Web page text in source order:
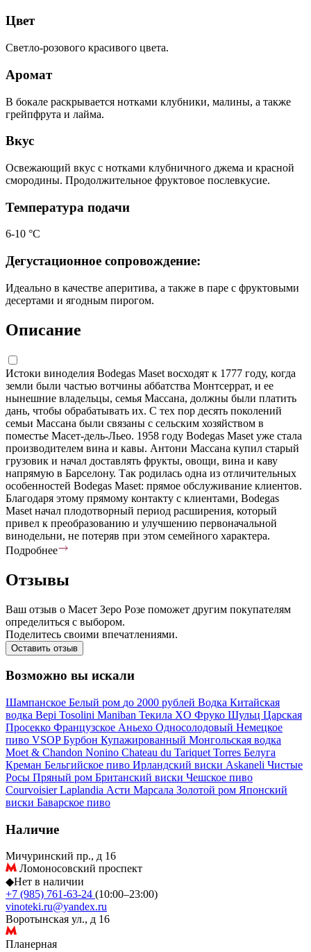
Цвет
Светло-розового красивого цвета.
Аромат
В бокале раскрывается нотками клубники, малины, а также
грейпфрута и лайма.
Вкус
Освежающий вкус с нотками клубничного джема и красной
смородины. Продолжительное фруктовое послевкусие.
Температура подачи
6-10 °С
Дегустационное сопровождение:
Идеально в качестве аперитива, а также в паре с фруктовыми
десертами и ягодным пирогом.
Описание
Истоки виноделия Bodegas Maset восходят к 1777 году, когда
земли были частью вотчины аббатства Монтсеррат, и ее
нынешние владельцы, семья Массана, должны были платить
дань, чтобы обрабатывать их. С тех пор десять поколений
семьи Массана были связаны с сельским хозяйством в
поместье Масет-дель-Льео. 1958 году Bodegas Maset уже стала
производителем вина и кавы. Антони Массана купил старый
грузовик и начал доставлять фрукты, овощи, вина и каву
напрямую в Барселону. Так родилась одна из отличительных
особенностей Bodegas Maset: прямое обслуживание клиентов.
Благодаря этому прямому контакту с клиентами, Bodegas
Maset начал плодотворный период расширения, который
привел к преобразованию и улучшению первоначальной
винодельни, не потеряв при этом семейного характера.
Подробнее
Отзывы
Ваш отзыв о Масет Зеро Розе поможет другим покупателям
определиться с выбором.
Поделитесь своими впечатлениями.
Оставить отзыв
Возможно вы искали
Шампанское Белый ром до 2000 рублей Водка Китайская
водка Bepi Tosolini Maniban Текила XO Фруко Шульц Царская
Просекко Французское Аньехо Односолодовый Немецкое
пиво VSOPБурбон Купажированный Монгольская водка
Moet & Chandon Nonino Chateau du Tariquet Torres Белуга
Креман Бельгийское пиво Ирландский виски Askaneli Чистые
Росы Пряный ром Британский виски Чешское пиво
CourvoisierLaplandia Асти Марсала Золотой ром Японский
виски Баварское пиво
Наличие
Мичуринский пр., д 16
Ломоносовский проспект
◆Нет в наличии
+7 (985) 761-63-24 (10:00–23:00)
vinoteki.ru@yandex.ru
Воротынская ул., д 16
Планерная